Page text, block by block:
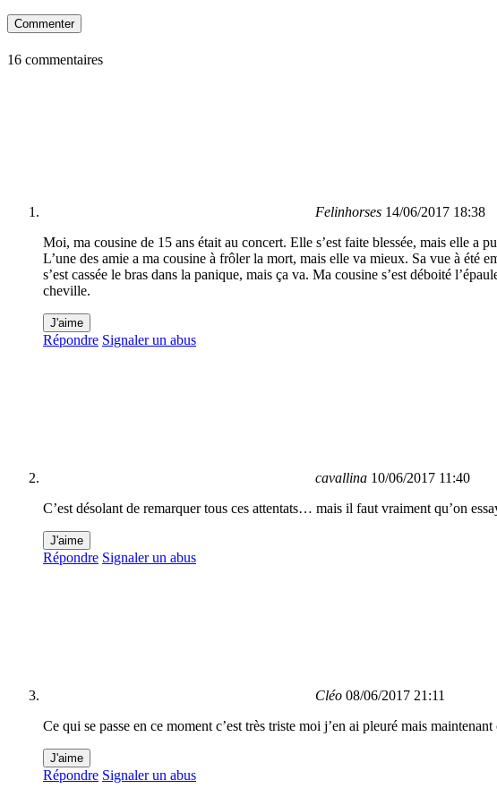
Commenter
16 commentaires
Felinhorses 14/06/2017 18:38
Moi, ma cousine de 15 ans était au concert. Elle s’est faite blessée, mais elle a
L’une des amie a ma cousine à frôler la mort, mais elle va mieux. Sa vue à été
s’est cassée le bras dans la panique, mais ça va. Ma cousine s’est déboité
cheville.
J'aime
Répondre Signaler un abus
cavallina 10/06/2017 11:40
C’est désolant de remarquer tous ces attentats… mais il faut vraiment qu’on
J'aime
Répondre Signaler un abus
Cléo 08/06/2017 21:11
Ce qui se passe en ce moment c’est très triste moi j’en ai pleuré mais
J'aime
Répondre Signaler un abus